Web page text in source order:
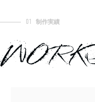
01 制作実績